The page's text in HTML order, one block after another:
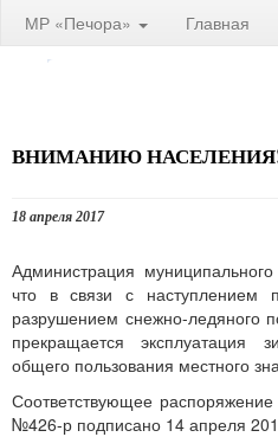
МР «Печора» Главная
ВНИМАНИЮ
18 апреля 2017
Администрация
что в связи с наступлением
разрушением снежно-ледяного
прекращается эксплуатация
общего пользования местного
Соответствующее
№426-р подписано 14 апреля